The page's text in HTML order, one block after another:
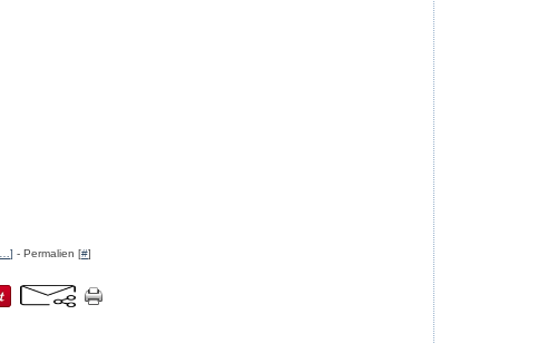
] - Permalien [#]